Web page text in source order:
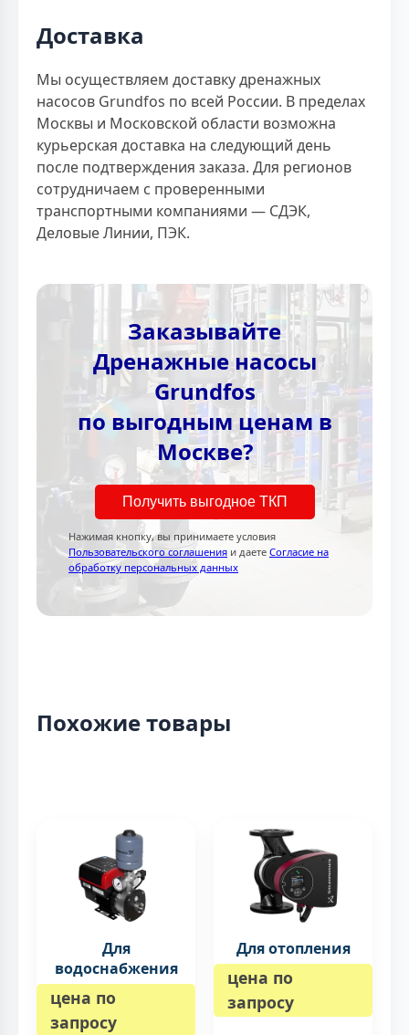
Доставка
Мы осуществляем доставку дренажных
насосов Grundfos по всей России. В пределах
Москвы и Московской области возможна
курьерская доставка на следующий день
после подтверждения заказа. Для регионов
сотрудничаем с проверенными
транспортными компаниями — СДЭК,
Деловые Линии, ПЭК.
Заказывайте
Дренажные насосы
Grundfos
по выгодным ценам в
Москве?
Получить выгодное ТКП
Нажимая кнопку, вы принимаете условия
Пользовательского соглашения и даете Согласие на
обработку персональных данных
Похожие товары
Для
водоснабжения
цена по
запросу
Для отопления
цена по
запросу